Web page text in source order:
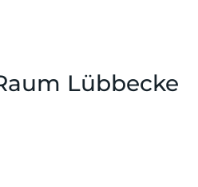
Lübbecke